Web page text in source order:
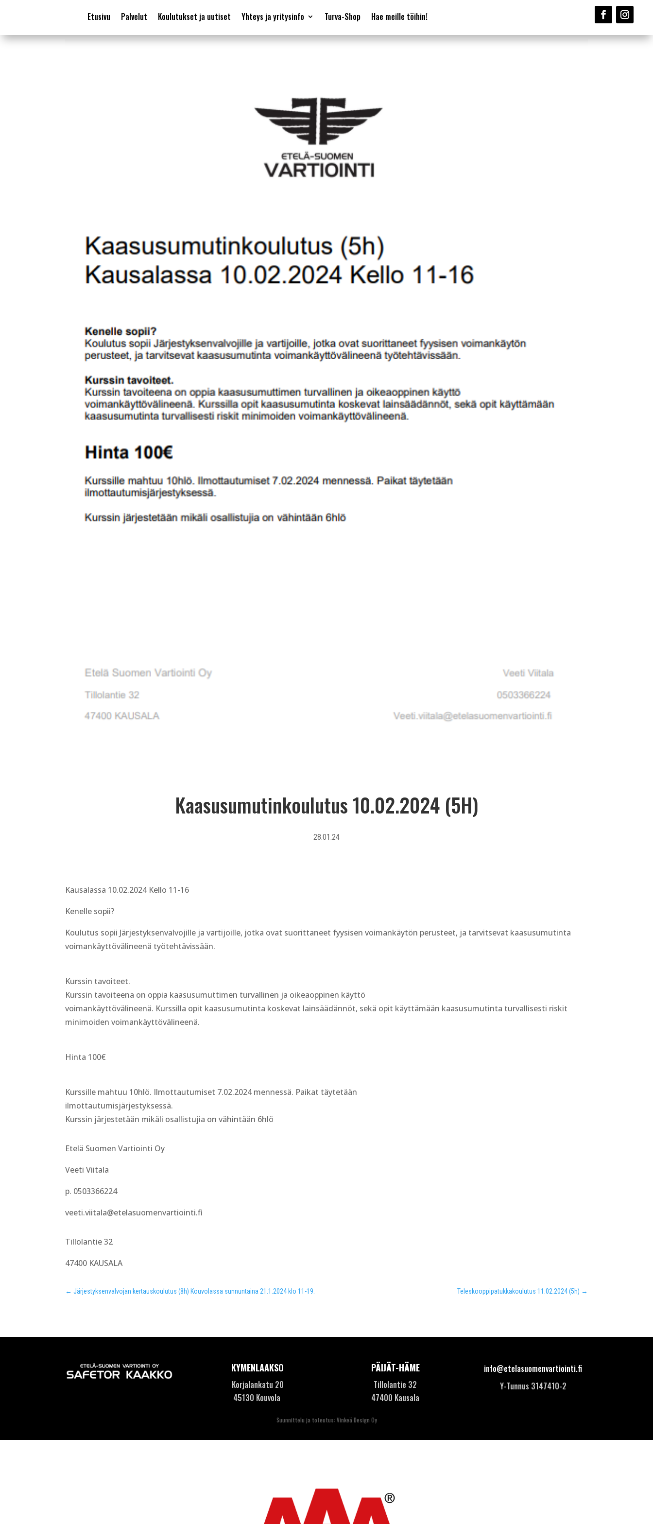
Etusivu Palvelut Koulutukset ja uutiset Yhteys ja yritysinfo Turva-Shop Hae meille töihin!
Kaasusumutinkoulutus 10.02.2024 (5H)
28.01.24
Kausalassa 10.02.2024 Kello 11-16
Kenelle sopii?
Koulutus sopii Järjestyksenvalvojille ja vartijoille, jotka ovat suorittaneet fyysisen voimankäytön perusteet, ja tarvitsevat kaasusumutinta
voimankäyttövälineenä työtehtävissään.
Kurssin tavoiteet.
Kurssin tavoiteena on oppia kaasusumuttimen turvallinen ja oikeaoppinen käyttö
voimankäyttövälineenä. Kurssilla opit kaasusumutinta koskevat lainsäädännöt, sekä opit käyttämään kaasusumutinta turvallisesti riskit
minimoiden voimankäyttövälineenä.
Hinta 100€
Kurssille mahtuu 10hlö. Ilmottautumiset 7.02.2024 mennessä. Paikat täytetään
ilmottautumisjärjestyksessä.
Kurssin järjestetään mikäli osallistujia on vähintään 6hlö
Etelä Suomen Vartiointi Oy
Veeti Viitala
p. 0503366224
veeti.viitala@etelasuomenvartiointi.fi
Tillolantie 32
47400 KAUSALA
←Järjestyksenvalvojan kertauskoulutus (8h) Kouvolassa sunnuntaina 21.1.2024 klo 11-19. Teleskooppipatukkakoulutus 11.02.2024 (5h) →
KYMENLAAKSO
Korjalankatu 20
45130 Kouvola
PÄIJÄT-HÄME
Tillolantie 32
47400 Kausala
info@etelasuomenvartiointi.fi
Y-Tunnus 3147410-2
Suunnittelu ja toteutus: Vinkeä Design Oy